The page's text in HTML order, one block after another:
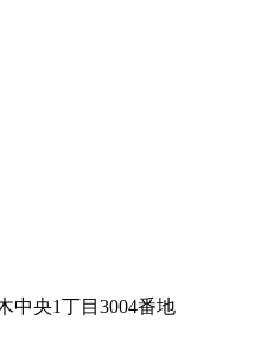
中央1丁目3004番地